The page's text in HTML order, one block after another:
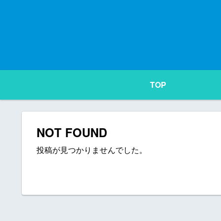
TOP
NOT FOUND
投稿が見つかりませんでした。